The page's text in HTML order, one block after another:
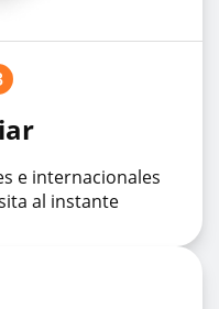
e internacionales
al instante